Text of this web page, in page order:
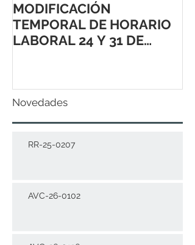
MODIFICACIÓN
TEMPORAL DE HORARIO
LABORAL 24 Y 31 DE
Novedades
RR-25-0207
AVC-26-0102